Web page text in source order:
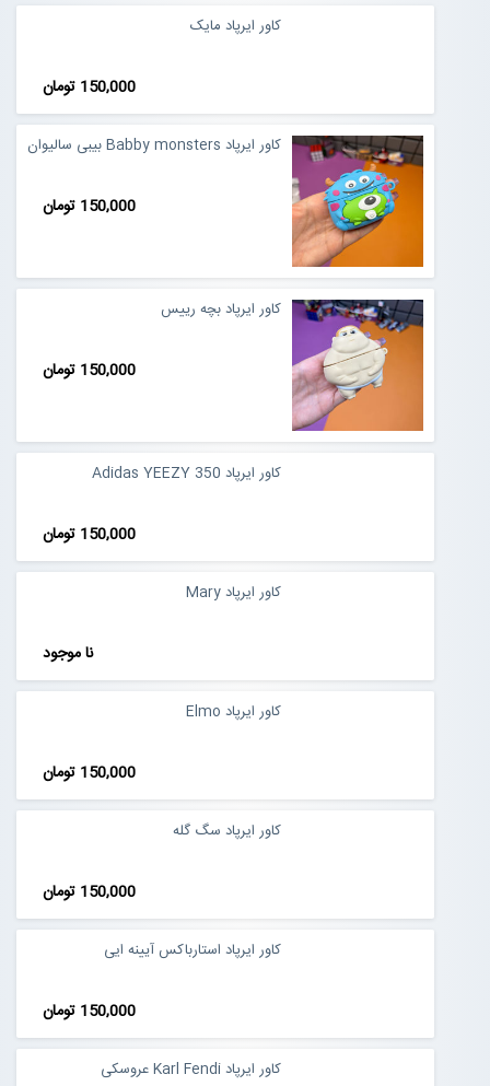
کاور ایرپاد مایک
150,000 تومان
کاور ایرپاد Babby monsters بیبی سالیوان
150,000 تومان
کاور ایرپاد بچه رییس
150,000 تومان
کاور ایرپاد Adidas YEEZY 350
150,000 تومان
کاور ایرپاد Mary
نا موجود
کاور ایرپاد Elmo
150,000 تومان
کاور ایرپاد سگ گله
150,000 تومان
کاور ایرپاد استارباکس آیینه ایی
150,000 تومان
کاور ایرپاد Karl Fendi عروسکی